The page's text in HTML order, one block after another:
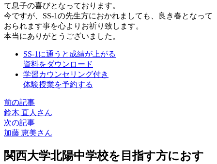
て息子の喜びとなっております。
今ですが、SS-1の先生方におかれましても、良き春となって
おられます事を心よりお祈り致します。
本当にありがとうございました。
SS-1に通うと成績が上がる
資料をダウンロード
学習カウンセリング付き
体験授業を予約する
前の記事
鈴木 直人さん
次の記事
加藤 恵美さん
関西大学北陽中学校を目指す方におす